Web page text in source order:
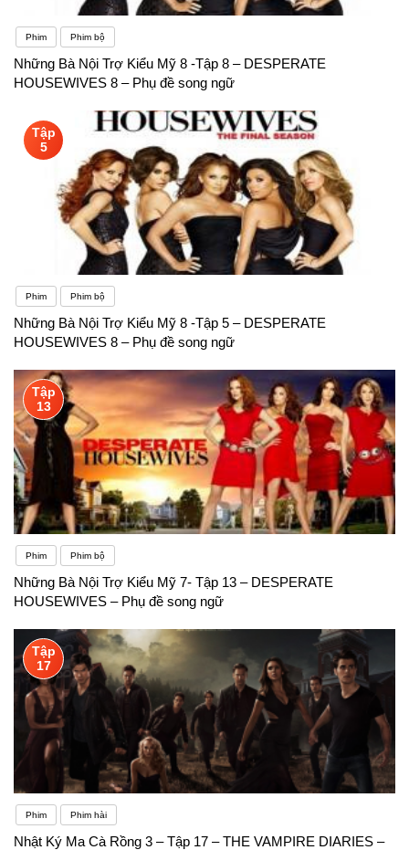
Phim Phim bộ
Những Bà Nội Trợ Kiểu Mỹ 8 -Tập 8 – DESPERATE
HOUSEWIVES 8 – Phụ đề song ngữ
Tập
5
Phim Phim bộ
Những Bà Nội Trợ Kiểu Mỹ 8 -Tập 5 – DESPERATE
HOUSEWIVES 8 – Phụ đề song ngữ
Tập
13
Phim Phim bộ
Những Bà Nội Trợ Kiểu Mỹ 7- Tập 13 – DESPERATE
HOUSEWIVES – Phụ đề song ngữ
Tập
17
Phim Phim hài
Nhật Ký Ma Cà Rồng 3 – Tập 17 – THE VAMPIRE DIARIES –